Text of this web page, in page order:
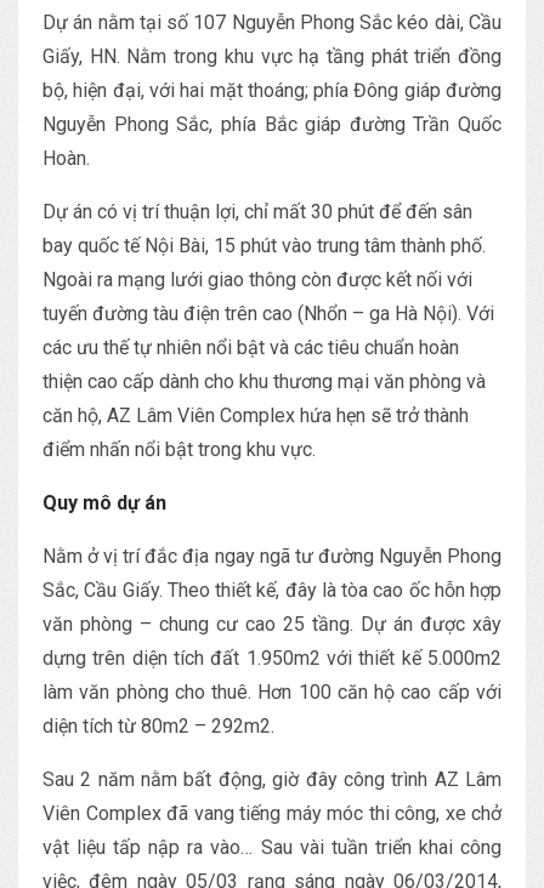
Dự án nằm tại số 107 Nguyễn Phong Sắc kéo dài, Cầu
Giấy, HN. Nằm trong khu vực hạ tầng phát triển đồng
bộ, hiện đại, với hai mặt thoáng; phía Đông giáp đường
Nguyễn Phong Sắc, phía Bắc giáp đường Trần Quốc
Hoàn.
Dự án có vị trí thuận lợi, chỉ mất 30 phút để đến sân
bay quốc tế Nội Bài, 15 phút vào trung tâm thành phố.
Ngoài ra mạng lưới giao thông còn được kết nối với
tuyến đường tàu điện trên cao (Nhổn – ga Hà Nội). Với
các ưu thế tự nhiên nổi bật và các tiêu chuẩn hoàn
thiện cao cấp dành cho khu thương mại văn phòng và
căn hộ, AZ Lâm Viên Complex hứa hẹn sẽ trở thành
điểm nhấn nổi bật trong khu vực.
Quy mô dự án
Nằm ở vị trí đắc địa ngay ngã tư đường Nguyễn Phong
Sắc, Cầu Giấy. Theo thiết kế, đây là tòa cao ốc hỗn hợp
văn phòng – chung cư cao 25 tầng. Dự án được xây
dựng trên diện tích đất 1.950m2 với thiết kế 5.000m2
làm văn phòng cho thuê. Hơn 100 căn hộ cao cấp với
diện tích từ 80m2 – 292m2.
Sau 2 năm nằm bất động, giờ đây công trình AZ Lâm
Viên Complex đã vang tiếng máy móc thi công, xe chở
vật liệu tấp nập ra vào… Sau vài tuần triển khai công
việc, đêm ngày 05/03 rạng sáng ngày 06/03/2014,